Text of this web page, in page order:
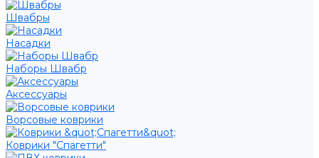
Швабры
Насадки
Наборы Швабр
Аксессуары
Ворсовые коврики
Коврики "Спагетти"